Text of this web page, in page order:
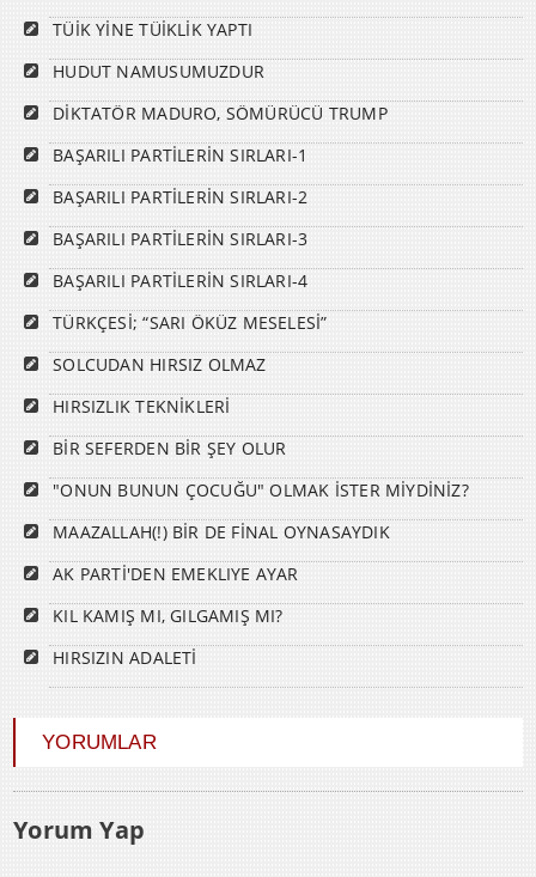
TÜİK YİNE TÜİKLİK YAPTI
HUDUT NAMUSUMUZDUR
DİKTATÖR MADURO, SÖMÜRÜCÜ TRUMP
BAŞARILI PARTİLERİN SIRLARI-1
BAŞARILI PARTİLERİN SIRLARI-2
BAŞARILI PARTİLERİN SIRLARI-3
BAŞARILI PARTİLERİN SIRLARI-4
TÜRKÇESİ; “SARI ÖKÜZ MESELESİ”
SOLCUDAN HIRSIZ OLMAZ
HIRSIZLIK TEKNİKLERİ
BİR SEFERDEN BİR ŞEY OLUR
"ONUN BUNUN ÇOCUĞU" OLMAK İSTER MİYDİNİZ?
MAAZALLAH(!) BİR DE FİNAL OYNASAYDIK
AK PARTİ'DEN EMEKLIYE AYAR
KIL KAMIŞ MI, GILGAMIŞ MI?
HIRSIZIN ADALETİ
YORUMLAR
Yorum Yap